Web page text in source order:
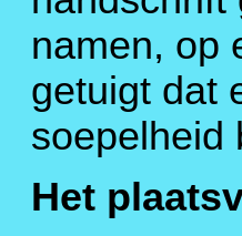
namen, op
getuigt dat
soepelheid
Het